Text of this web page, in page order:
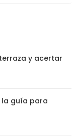
y acertar
la guía para